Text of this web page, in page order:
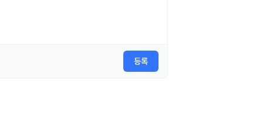
등록